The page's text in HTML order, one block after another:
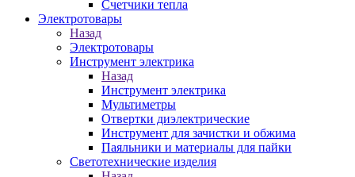
Счетчики тепла
Электротовары
Назад
Электротовары
Инструмент электрика
Назад
Инструмент электрика
Мультиметры
Отвертки диэлектрические
Инструмент для зачистки и обжима
Паяльники и материалы для пайки
Светотехнические изделия